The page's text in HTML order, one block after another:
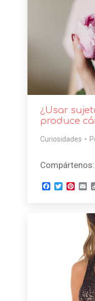
¿Usar
produce
Curiosidades
Compártenos:
Facebook
Twitter